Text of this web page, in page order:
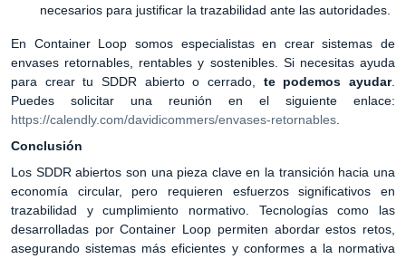
necesarios para justificar la trazabilidad ante las autoridades.
En Container Loop somos especialistas en crear sistemas de
envases retornables, rentables y sostenibles. Si necesitas ayuda
para crear tu SDDR abierto o cerrado, te podemos ayudar.
Puedes solicitar una reunión en el siguiente enlace:
https://calendly.com/davidicommers/envases-retornables
Conclusión
Los SDDR abiertos son una pieza clave en la transición hacia una
economía circular, pero requieren esfuerzos significativos en
trazabilidad y cumplimiento normativo. Tecnologías como las
desarrolladas por Container Loop permiten abordar estos retos,
asegurando sistemas más eficientes y conformes a la normativa